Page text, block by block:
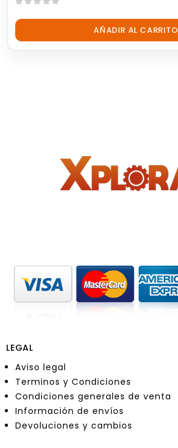
out
AÑADIR AL CARRITO
LEGAL
Aviso legal
Terminos y Condiciones
Condiciones generales de venta
Información de envíos
Devoluciones y cambios